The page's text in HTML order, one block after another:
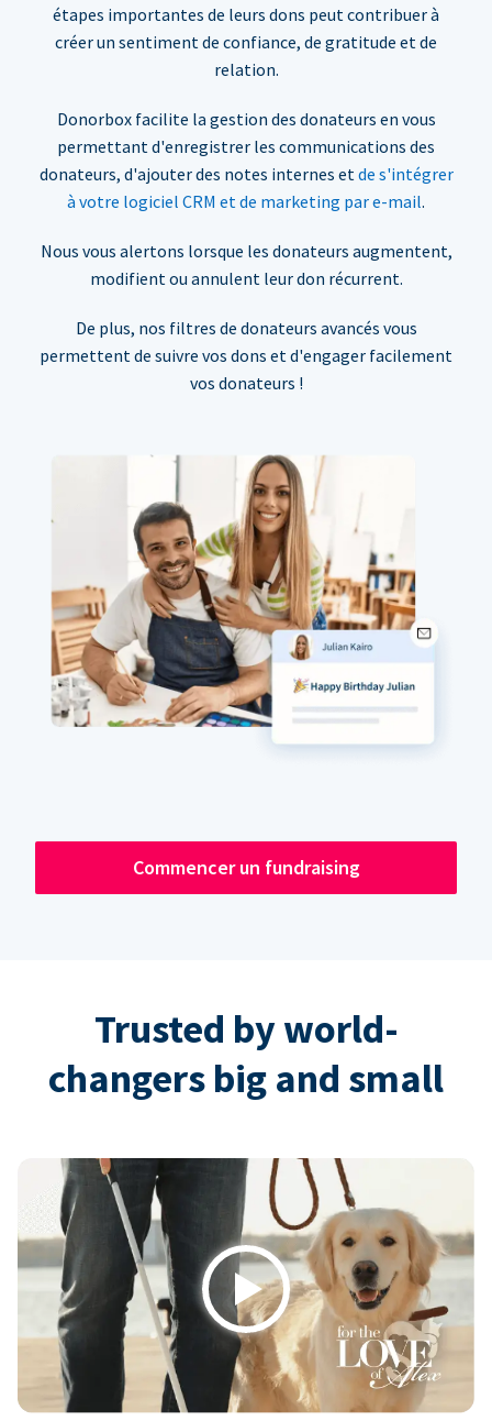
étapes importantes de leurs dons peut contribuer à
créer un sentiment de confiance, de gratitude et de
relation.
Donorbox facilite la gestion des donateurs en vous
permettant d'enregistrer les communications des
donateurs, d'ajouter des notes internes etde s'intégrer
à votre logiciel CRM et de marketing par e-mail.
Nous vous alertons lorsque les donateurs augmentent,
modifient ou annulent leur don récurrent.
De plus, nos filtres de donateurs avancés vous
permettent de suivre vos dons et d'engager facilement
vos donateurs !
Commencer un fundraising
Trusted by world-
changers big and small
Play